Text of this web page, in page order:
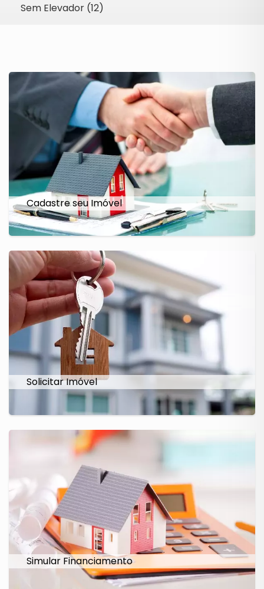
Sem Elevador (12)
Cadastre seu Imóvel
Solicitar Imóvel
Simular Financiamento